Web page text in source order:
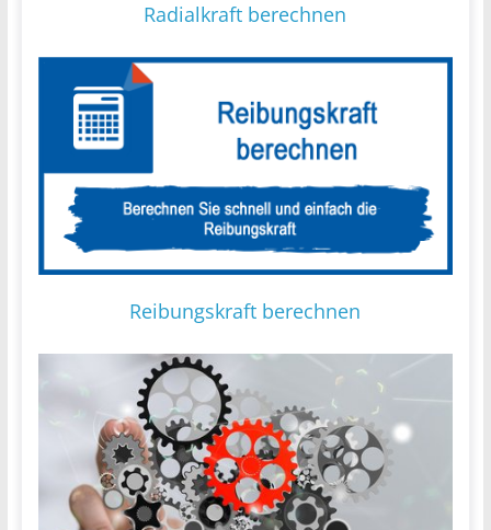
Radialkraft berechnen
Reibungskraft berechnen